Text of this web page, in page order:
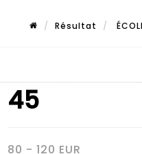
Résultat
45
80 - 120 EUR